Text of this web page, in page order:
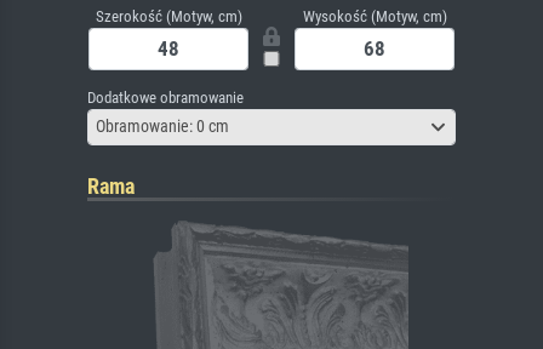
Szerokość (Motyw, cm) Wysokość (Motyw, cm)
Dodatkowe obramowanie
Obramowanie: 0 cm
Rama